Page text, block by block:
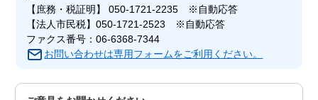
【庶務・税証明】 050-1721-2235 ※自動応答
【法人市民税】050-1721-2523 ※自動応答
ファクス番号：06-6368-7344
お問い合わせは専用フォームをご利用ください。